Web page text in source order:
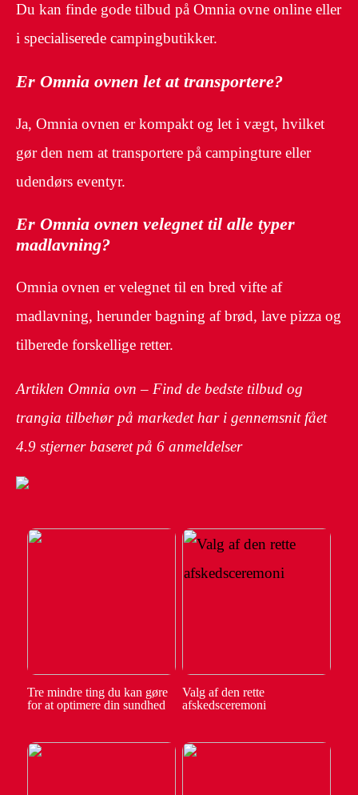
Du kan finde gode tilbud på Omnia ovne online eller
i specialiserede campingbutikker.
Er Omnia ovnen let at transportere?
Ja, Omnia ovnen er kompakt og let i vægt, hvilket
gør den nem at transportere på campingture eller
udendørs eventyr.
Er Omnia ovnen velegnet til alle typer
madlavning?
Omnia ovnen er velegnet til en bred vifte af
madlavning, herunder bagning af brød, lave pizza og
tilberede forskellige retter.
Artiklen Omnia ovn – Find de bedste tilbud og
trangia tilbehør på markedet har i gennemsnit fået
4.9 stjerner baseret på 6 anmeldelser
Tre mindre ting du kan gøre
for at optimere din sundhed
Valg af den rette
afskedsceremoni